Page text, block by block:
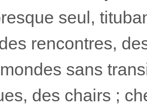
seul,
rencontres,
sans
des chairs ;